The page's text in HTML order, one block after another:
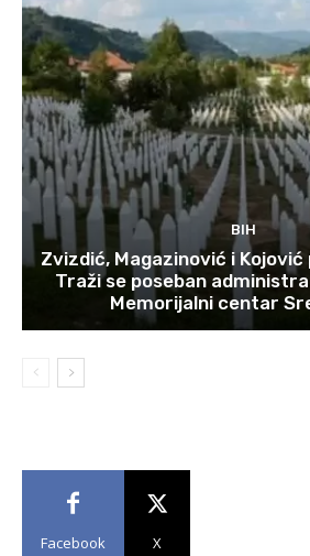
BIH
Zvizdić, Magazinović i Kojović
Traži se poseban
Memorijalni centar
Facebook X